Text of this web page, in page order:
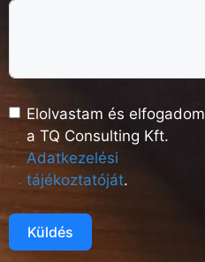
Elolvastam és elfogadom
a TQ Consulting Kft.
Adatkezelési
tájékoztatóját.
Küldés